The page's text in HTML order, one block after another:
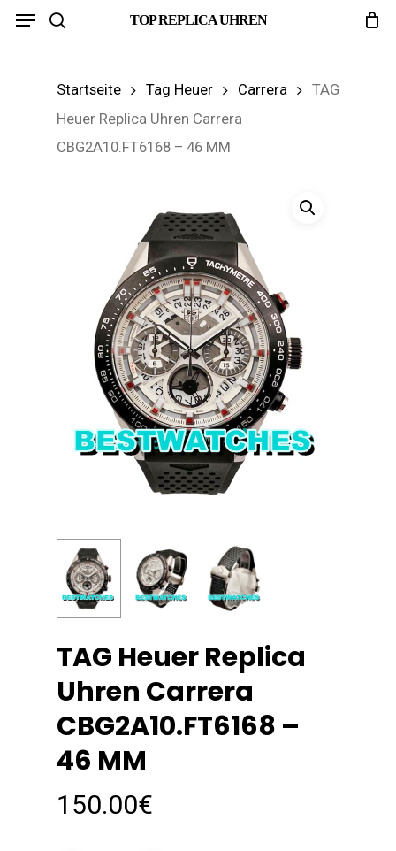
Skip
TOP REPLICA UHREN
Menu
Startseite Tag Heuer Carrera
TAG
Heuer Replica Uhren Carrera
CBG2A10.FT6168 – 46 MM
TAG Heuer Replica
Uhren Carrera
CBG2A10.FT6168 –
46 MM
150.00€